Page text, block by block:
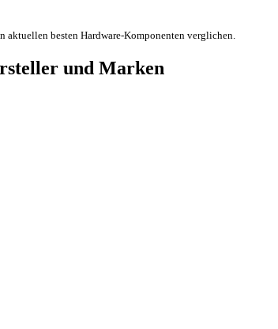
aktuellen besten Hardware-Komponenten verglichen.
und Marken